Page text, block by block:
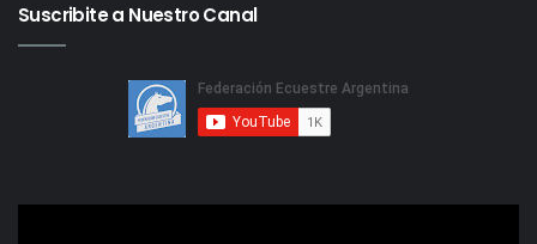
Suscribite a Nuestro Canal